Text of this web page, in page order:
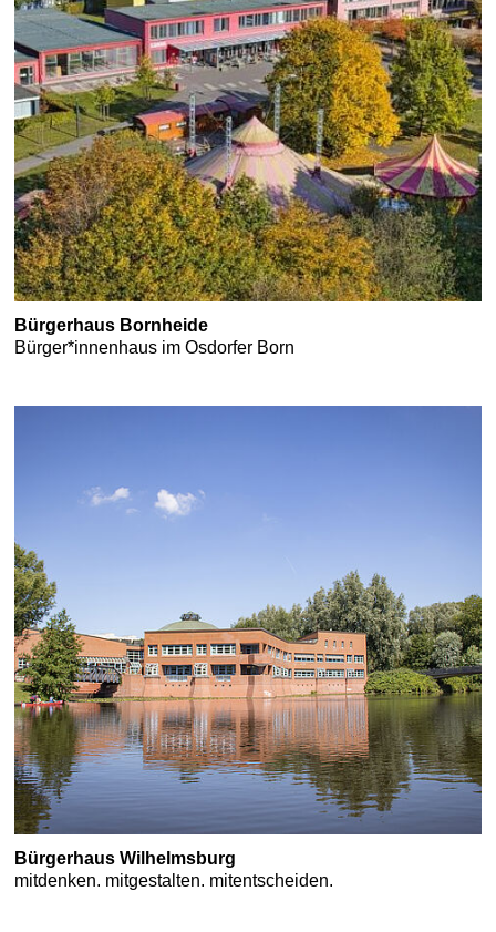
Bürgerhaus Bornheide
Bürger*innenhaus im Osdorfer Born
Bürgerhaus Wilhelmsburg
mitdenken. mitgestalten. mitentscheiden.